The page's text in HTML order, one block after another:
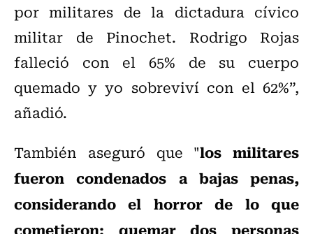
por militares de la dictadura cívico
militar de Pinochet. Rodrigo Rojas
falleció con el 65% de su cuerpo
quemado y yo sobreviví con el 62%”,
añadió.
También aseguró que "los militares
fueron condenados a bajas penas,
considerando el horror de lo que
cometieron: quemar dos personas